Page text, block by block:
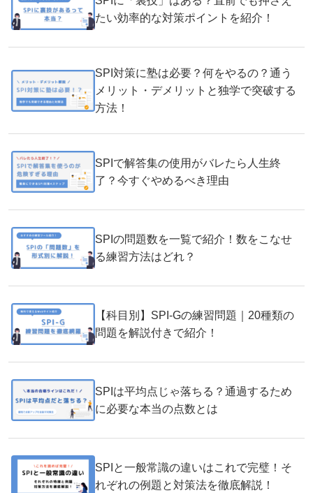
たい効率的な対策ポイントを紹介！
SPI対策に塾は必要？何をやるの？通う
メリット・デメリットと独学で突破する
方法！
SPIで解答集の使用がバレたら人生終
了？今すぐやめるべき理由
SPIの問題数を一覧で紹介！数をこなせ
る練習方法はどれ？
【科目別】SPI-Gの練習問題｜20種類の
問題を解説付きで紹介！
SPIは平均点じゃ落ちる？通過するため
に必要な本当の点数とは
SPIと一般常識の違いはこれで完璧！そ
れぞれの例題と対策法を徹底解説！